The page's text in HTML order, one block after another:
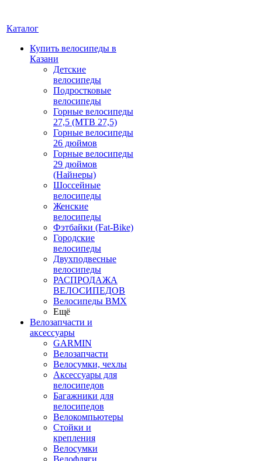
Каталог
Купить велосипеды в
Казани
Детские
велосипеды
Подростковые
велосипеды
Горные велосипеды
27,5 (MTB 27,5)
Горные велосипеды
26 дюймов
Горные велосипеды
29 дюймов
(Найнеры)
Шоссейные
велосипеды
Женские
велосипеды
Фэтбайки (Fat-Bike)
Городские
велосипеды
Двухподвесные
велосипеды
РАСПРОДАЖА
ВЕЛОСИПЕДОВ
Велосипеды BMX
Ещё
Велозапчасти и
аксессуары
GARMIN
Велозапчасти
Велосумки, чехлы
Аксессуары для
велосипедов
Багажники для
велосипедов
Велокомпьютеры
Стойки и
крепления
Велосумки
Велофляги